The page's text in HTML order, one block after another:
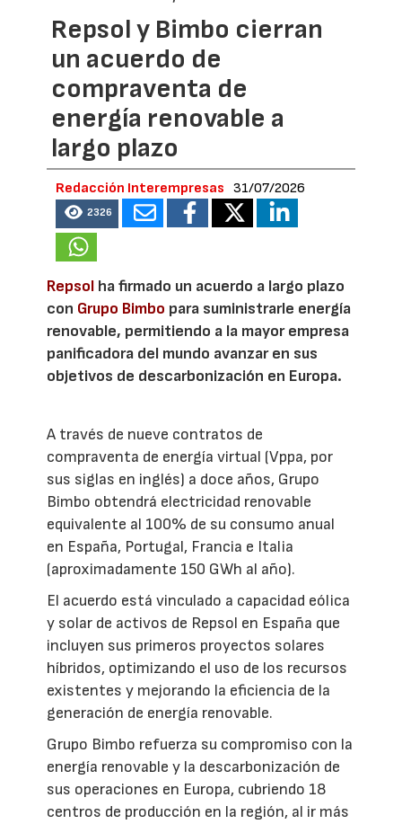
Repsol y Bimbo cierran
un acuerdo de
compraventa de
energía renovable a
largo plazo
Redacción Interempresas 31/07/2026
2326
Repsol ha firmado un acuerdo a largo plazo
con Grupo Bimbo para suministrarle energía
renovable, permitiendo a la mayor empresa
panificadora del mundo avanzar en sus
objetivos de descarbonización en Europa.
A través de nueve contratos de
compraventa de energía virtual (Vppa, por
sus siglas en inglés) a doce años, Grupo
Bimbo obtendrá electricidad renovable
equivalente al 100% de su consumo anual
en España, Portugal, Francia e Italia
(aproximadamente 150 GWh al año).
El acuerdo está vinculado a capacidad eólica
y solar de activos de Repsol en España que
incluyen sus primeros proyectos solares
híbridos, optimizando el uso de los recursos
existentes y mejorando la eficiencia de la
generación de energía renovable.
Grupo Bimbo refuerza su compromiso con la
energía renovable y la descarbonización de
sus operaciones en Europa, cubriendo 18
centros de producción en la región, al ir más